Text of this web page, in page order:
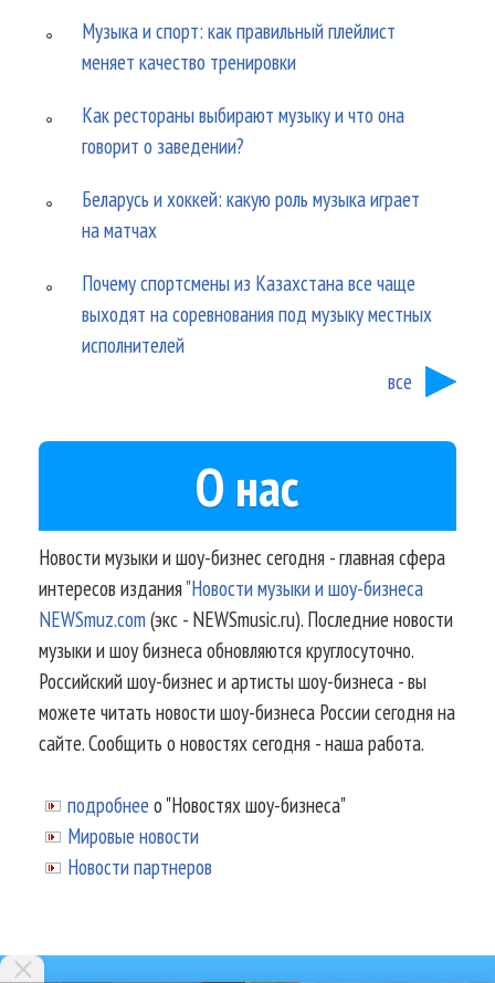
Музыка и спорт: как правильный плейлист
меняет качество тренировки
Как рестораны выбирают музыку и что она
говорит о заведении?
Беларусь и хоккей: какую роль музыка играет
на матчах
Почему спортсмены из Казахстана все чаще
выходят на соревнования под музыку местных
исполнителей
все
О нас
Новости музыки и шоу-бизнес сегодня - главная сфера
интересов издания"Новости музыки и шоу-бизнеса
NEWSmuz.com(экс - NEWSmusic.ru). Последние новости
музыки и шоу бизнеса обновляются круглосуточно.
Российский шоу-бизнес и артисты шоу-бизнеса - вы
можете читать новости шоу-бизнеса России сегодня на
сайте. Сообщить о новостях сегодня - наша работа.
подробнее о "Новостях шоу-бизнеса"
Мировые новости
Новости партнеров